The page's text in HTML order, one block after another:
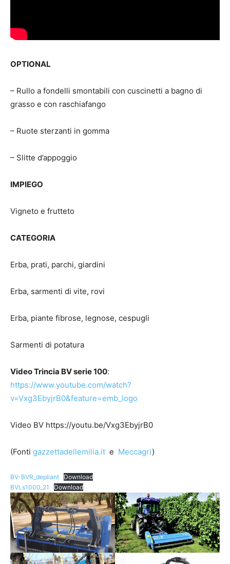
OPTIONAL
– Rullo a fondelli smontabili con cuscinetti a bagno di
grasso e con raschiafango
– Ruote sterzanti in gomma
– Slitte d’appoggio
IMPIEGO
Vigneto e frutteto
CATEGORIA
Erba, prati, parchi, giardini
Erba, sarmenti di vite, rovi
Erba, piante fibrose, legnose, cespugli
Sarmenti di potatura
Video Trincia BV serie 100:
https://www.youtube.com/watch?
v=Vxg3EbyjrB0&feature=emb_logo
Video BV https://youtu.be/Vxg3EbyjrB0
(Fonti gazzettadellemilia.it e Meccagri)
BV-BVR_depliant
Download
BVLs1000_21
Download